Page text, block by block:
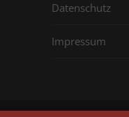
Datenschutz
Impressum